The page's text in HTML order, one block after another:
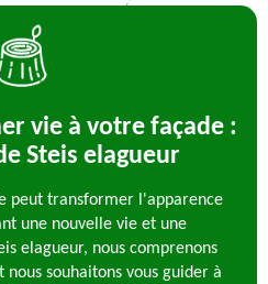
vie à votre façade :
Steis elagueur
peut transformer l'apparence
une nouvelle vie et une
elagueur, nous comprenons
souhaitons vous guider à